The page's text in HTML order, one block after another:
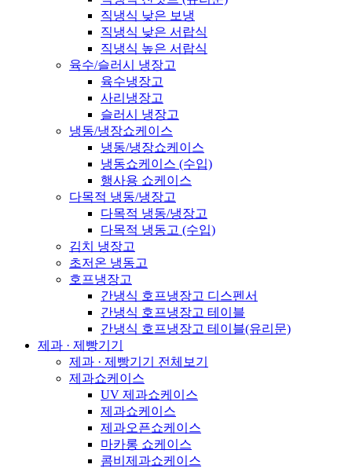
직냉식 낮은 보냉
직냉식 낮은 서랍식
직냉식 높은 서랍식
육수/슬러시 냉장고
육수냉장고
사리냉장고
슬러시 냉장고
냉동/냉장쇼케이스
냉동/냉장쇼케이스
냉동쇼케이스 (수입)
행사용 쇼케이스
다목적 냉동/냉장고
다목적 냉동/냉장고
다목적 냉동고 (수입)
김치 냉장고
초저온 냉동고
호프냉장고
간냉식 호프냉장고 디스펜서
간냉식 호프냉장고 테이블
간냉식 호프냉장고 테이블(유리문)
제과 · 제빵기기
제과 · 제빵기기 전체보기
제과쇼케이스
UV 제과쇼케이스
제과쇼케이스
제과오픈쇼케이스
마카롱 쇼케이스
콤비제과쇼케이스